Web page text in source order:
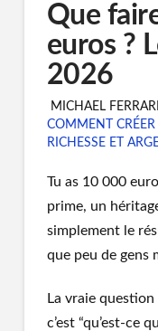
Que
euros ?
2026
MICHAEL FERRARI
COMMENT
RICHESSE ET
Tu as 10 000
prime, un
simplement le
que peu de gens
La vraie question
c’est “qu’est-ce